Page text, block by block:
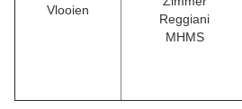
Vlooien
Reggiani
MHMS